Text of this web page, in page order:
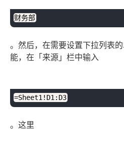
财务部
。然后，在需要设置下拉列表
能，在「来源」栏中输入
=Sheet1!D1:D3
。这里